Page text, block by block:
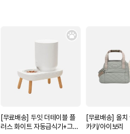
[무료배송] 두잇 더테이블 플
러스 화이트 자동급식기+그릇
[무료배송] 올치
카키/아이보리